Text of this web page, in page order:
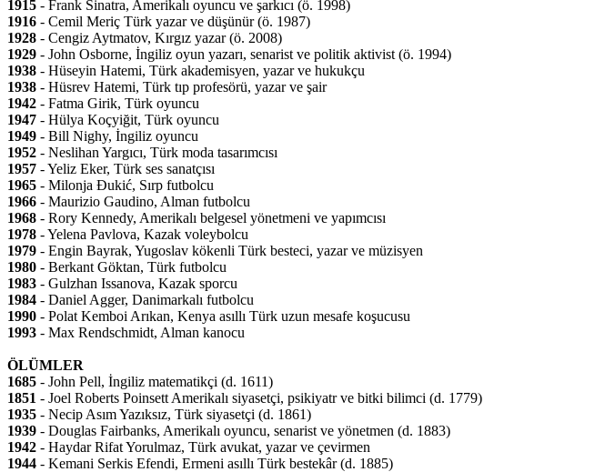
1915 - Frank Sinatra, Amerikalı oyuncu ve şarkıcı (ö. 1998)
1916 - Cemil Meriç Türk yazar ve düşünür (ö. 1987)
1928 - Cengiz Aytmatov, Kırgız yazar (ö. 2008)
1929 - John Osborne, İngiliz oyun yazarı, senarist ve politik aktivist (ö. 1994)
1938 - Hüseyin Hatemi, Türk akademisyen, yazar ve hukukçu
1938 - Hüsrev Hatemi, Türk tıp profesörü, yazar ve şair
1942 - Fatma Girik, Türk oyuncu
1947 - Hülya Koçyiğit, Türk oyuncu
1949 - Bill Nighy, İngiliz oyuncu
1952 - Neslihan Yargıcı, Türk moda tasarımcısı
1957 - Yeliz Eker, Türk ses sanatçısı
1965 - Milonja Đukić, Sırp futbolcu
1966 - Maurizio Gaudino, Alman futbolcu
1968 - Rory Kennedy, Amerikalı belgesel yönetmeni ve yapımcısı
1978 - Yelena Pavlova, Kazak voleybolcu
1979 - Engin Bayrak, Yugoslav kökenli Türk besteci, yazar ve müzisyen
1980 - Berkant Göktan, Türk futbolcu
1983 - Gulzhan Issanova, Kazak sporcu
1984 - Daniel Agger, Danimarkalı futbolcu
1990 - Polat Kemboi Arıkan, Kenya asıllı Türk uzun mesafe koşucusu
1993 - Max Rendschmidt, Alman kanocu
ÖLÜMLER
1685 - John Pell, İngiliz matematikçi (d. 1611)
1851 - Joel Roberts Poinsett Amerikalı siyasetçi, psikiyatr ve bitki bilimci (d. 1779)
1935 - Necip Asım Yazıksız, Türk siyasetçi (d. 1861)
1939 - Douglas Fairbanks, Amerikalı oyuncu, senarist ve yönetmen (d. 1883)
1942 - Haydar Rifat Yorulmaz, Türk avukat, yazar ve çevirmen
1944 - Kemani Serkis Efendi, Ermeni asıllı Türk bestekâr (d. 1885)